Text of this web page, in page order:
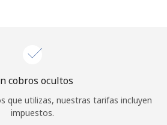
¡Hola!
oREGÍSTRATE →
cobros ocultos
que utilizas, nuestras tarifas incluyen
impuestos.